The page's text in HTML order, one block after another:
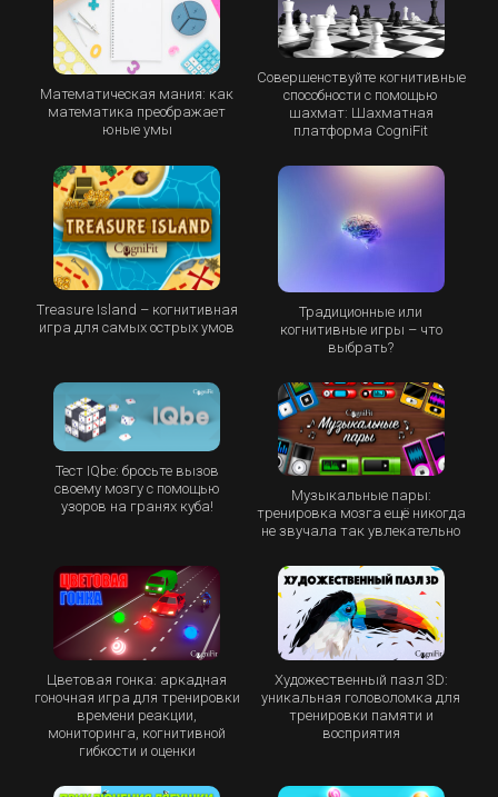
Математическая мания: как
математика преображает
юные умы
Совершенствуйте когнитивные
способности с помощью
шахмат: Шахматная
платформа CogniFit
Treasure Island – когнитивная
игра для самых острых умов
Традиционные или
когнитивные игры – что
выбрать?
Тест IQbe: бросьте вызов
своему мозгу с помощью
узоров на гранях куба!
Музыкальные пары:
тренировка мозга ещё никогда
не звучала так увлекательно
Цветовая гонка: аркадная
гоночная игра для тренировки
времени реакции,
мониторинга, когнитивной
гибкости и оценки
Художественный пазл 3D:
уникальная головоломка для
тренировки памяти и
восприятия